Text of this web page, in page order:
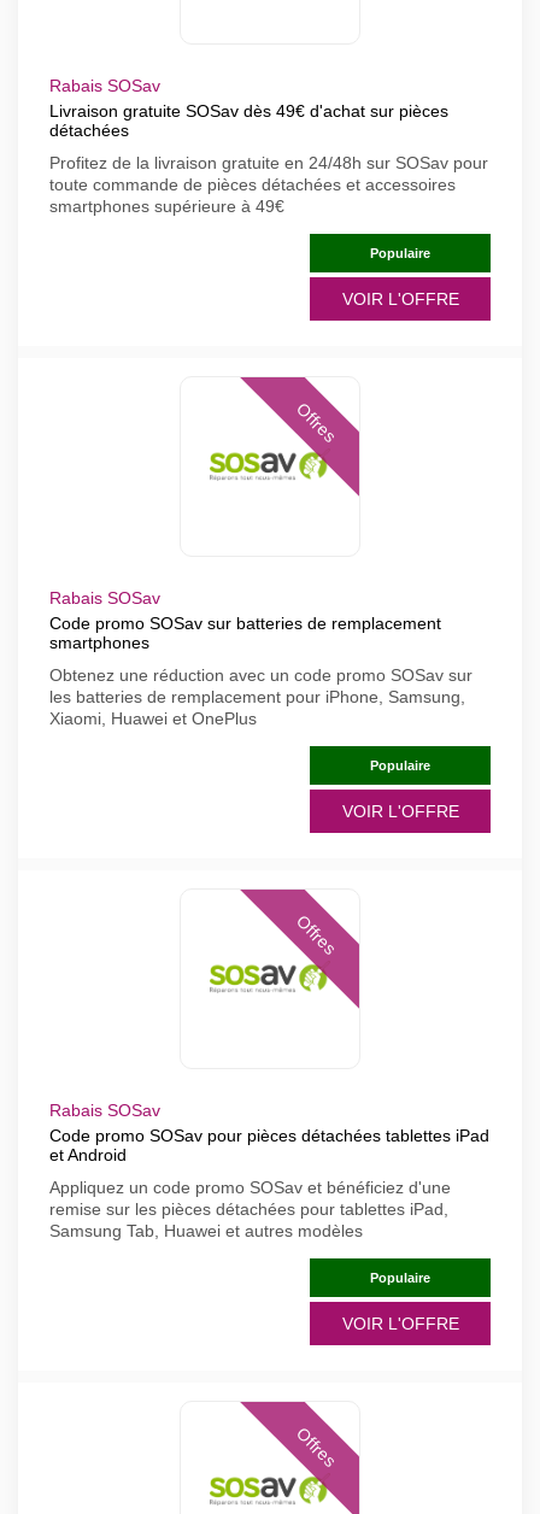
Rabais SOSav
Livraison gratuite SOSav dès 49€ d'achat sur pièces
détachées
Profitez de la livraison gratuite en 24/48h sur SOSav pour
toute commande de pièces détachées et accessoires
smartphones supérieure à 49€
Populaire
VOIR L'OFFRE
Offres
Rabais SOSav
Code promo SOSav sur batteries de remplacement
smartphones
Obtenez une réduction avec un code promo SOSav sur
les batteries de remplacement pour iPhone, Samsung,
Xiaomi, Huawei et OnePlus
Populaire
VOIR L'OFFRE
Offres
Rabais SOSav
Code promo SOSav pour pièces détachées tablettes iPad
et Android
Appliquez un code promo SOSav et bénéficiez d'une
remise sur les pièces détachées pour tablettes iPad,
Samsung Tab, Huawei et autres modèles
Populaire
VOIR L'OFFRE
Offres